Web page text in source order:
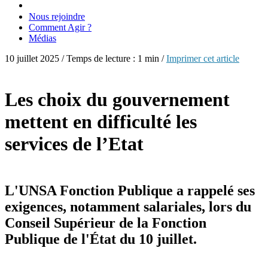
Nous rejoindre
Comment Agir ?
Médias
10 juillet 2025 / Temps de lecture : 1 min /Imprimer cet article
Les choix du gouvernement
mettent en difficulté les
services de l’Etat
L'UNSA Fonction Publique a rappelé ses
exigences, notamment salariales, lors du
Conseil Supérieur de la Fonction
Publique de l'État du 10 juillet.